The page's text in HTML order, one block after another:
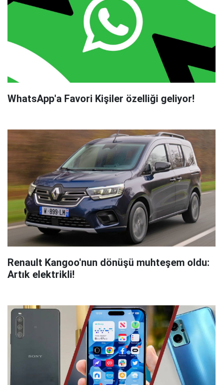
WhatsApp'a Favori Kişiler özelliği geliyor!
Renault Kangoo'nun dönüşü muhteşem oldu:
Artık elektrikli!